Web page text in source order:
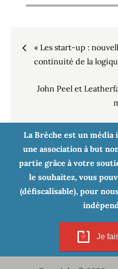
Navigation
l’article
« Les start-up :
continuité de la
John Peel et
La Brèche est un média
une association à but
partie grâce à votre
le souhaitez, vous
(défiscalisable), pour
Je